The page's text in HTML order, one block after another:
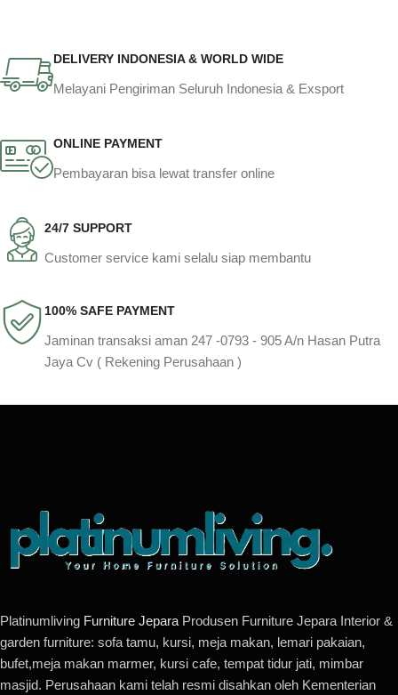
DELIVERY INDONESIA & WORLD WIDE
Melayani Pengiriman Seluruh Indonesia & Exsport
ONLINE PAYMENT
Pembayaran bisa lewat transfer online
24/7 SUPPORT
Customer service kami selalu siap membantu
100% SAFE PAYMENT
Jaminan transaksi aman 247 -0793 - 905 A/n Hasan Putra
Jaya Cv ( Rekening Perusahaan )
Platinumliving Furniture Jepara Produsen Furniture Jepara Interior &
garden furniture: sofa tamu, kursi, meja makan, lemari pakaian,
bufet,meja makan marmer, kursi cafe, tempat tidur jati, mimbar
masjid. Perusahaan kami telah resmi disahkan oleh Kementerian